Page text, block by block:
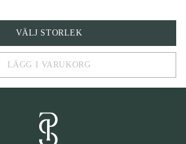
VÄLJ STORLEK
LÄGG I VARUKORG